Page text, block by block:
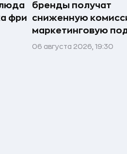
фри
бренды получат
сниженную
маркетинговую
06 августа 2026, 19:30